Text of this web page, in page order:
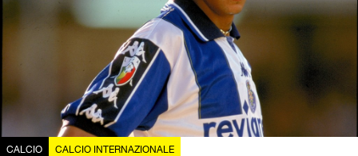
CALCIO CALCIO INTERNAZIONALE